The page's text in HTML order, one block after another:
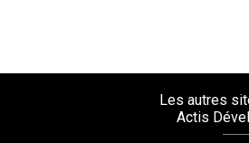
Les autres
Actis